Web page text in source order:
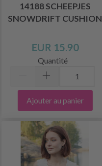
14188 SCHEEPJES
SNOWDRIFT CUSHION
EUR 15.90
Quantité
Ajouter au panier